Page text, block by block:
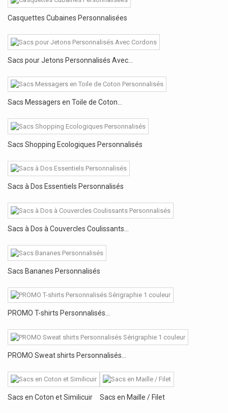
Casquettes Cubaines Personnalisées
Sacs pour Jetons Personnalisés Avec...
Sacs Messagers en Toile de Coton...
Sacs Shopping Ecologiques Personnalisés
Sacs à Dos Essentiels Personnalisés
Sacs à Dos à Couvercles Coulissants...
Sacs Bananes Personnalisés
PROMO T-shirts Personnalisés...
PROMO Sweat shirts Personnalisés...
Sacs en Coton et Similicuir Sacs en Maille / Filet